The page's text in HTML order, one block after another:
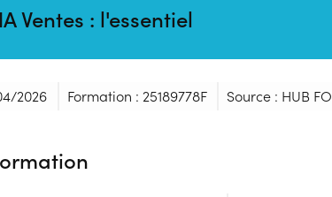
Ventes : l'essentiel
2026 Formation : 25189778F Source : HUB